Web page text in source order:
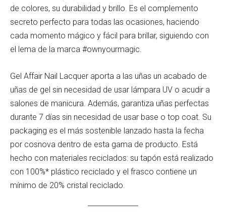
de colores, su durabilidad y brillo. Es el complemento
secreto perfecto para todas las ocasiones, haciendo
cada momento mágico y fácil para brillar, siguiendo con
el lema de la marca #ownyourmagic.
Gel Affair Nail Lacquer aporta a las uñas un acabado de
uñas de gel sin necesidad de usar lámpara UV o acudir a
salones de manicura. Además, garantiza uñas perfectas
durante 7 días sin necesidad de usar base o top coat. Su
packaging es el más sostenible lanzado hasta la fecha
por cosnova dentro de esta gama de producto. Está
hecho con materiales reciclados: su tapón está realizado
con 100%* plástico reciclado y el frasco contiene un
mínimo de 20% cristal reciclado.